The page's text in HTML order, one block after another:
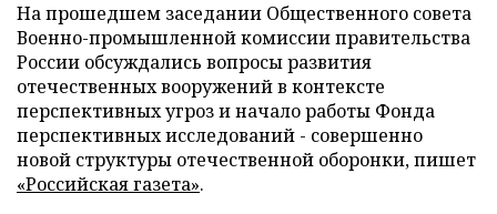
На прошедшем заседании Общественного совета
Военно-промышленной комиссии правительства
России обсуждались вопросы развития
отечественных вооружений в контексте
перспективных угроз и начало работы Фонда
перспективных исследований - совершенно
новой структуры отечественной оборонки, пишет
«Российская газета».